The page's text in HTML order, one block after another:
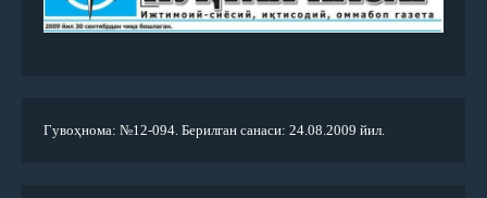
Гувоҳнома: №12-094. Берилган санаси: 24.08.2009 йил.